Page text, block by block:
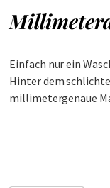
Einfach nur ein
Hinter dem
millimetergenaue